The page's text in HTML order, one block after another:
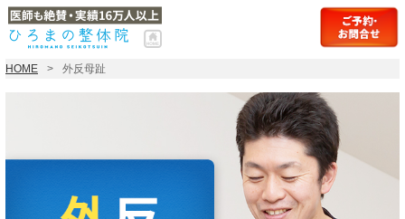
HOME 外反母趾